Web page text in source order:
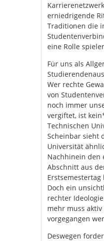
erniedrigende
Traditionen die
eine Rolle
Für uns als
Wer rechte
von
noch immer
vergiftet, ist
Technischen
Scheinbar sieht
Universität
Nachhinein den
Abschnitt aus
Doch ein
rechter
mehr muss aktiv
vorgegangen
Deswegen